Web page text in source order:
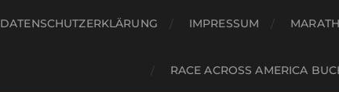
DATENSCHUTZERKLÄRUNG IMPRESSUM
RACE ACROSS AMERICA